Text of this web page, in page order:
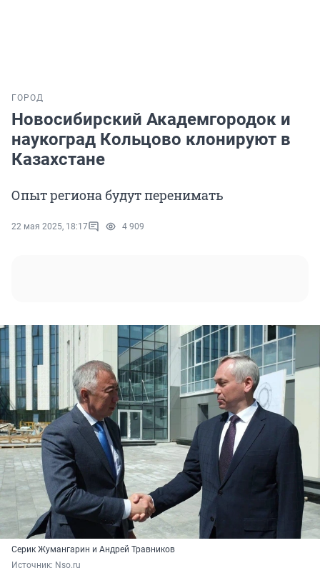
ГОРОД
Новосибирский Академгородок и
наукоград Кольцово клонируют в
Казахстане
Опыт региона будут перенимать
22 мая 2025, 18:17 4 909
Серик Жумангарин и Андрей Травников
Источник: Nso.ru